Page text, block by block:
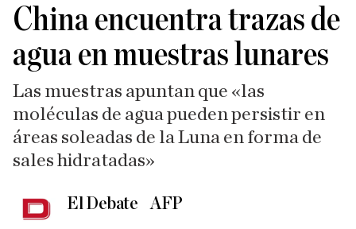
China encuentra trazas de
agua en muestras lunares
Las muestras apuntan que «las
moléculas de agua pueden persistir en
áreas soleadas de la Luna en forma de
sales hidratadas»
El Debate AFP